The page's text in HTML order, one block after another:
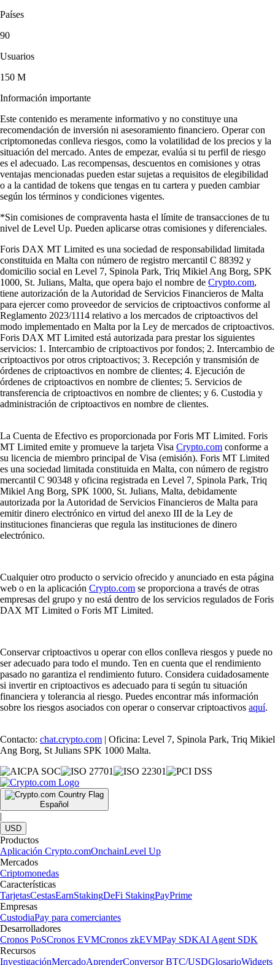
Países
90
Usuarios
150 M
Información importante
Este contenido es meramente informativo y no constituye una
recomendación de inversión ni asesoramiento financiero. Operar con
criptomonedas conlleva riesgos, como la volatilidad de los precios y la
situación del mercado. Antes de empezar, evalúa si tu perfil de riesgo
es el adecuado. Las recompensas, descuentos en comisiones y otras
ventajas mencionadas pueden estar sujetas a requisitos de elegibilidad
o a la cantidad de tokens que tengas en tu cartera y pueden cambiar
según los términos y condiciones vigentes.
*Sin comisiones de compraventa hasta el límite de transacciones de tu
nivel de Level Up. Pueden aplicarse otras comisiones y diferenciales.
Foris DAX MT Limited es una sociedad de responsabilidad limitada
constituida en Malta con número de registro mercantil C 88392 y
domicilio social en Level 7, Spinola Park, Triq Mikiel Ang Borg, SPK
1000, St. Julians, Malta, que opera bajo el nombre de Crypto.com,
tiene autorización de la Autoridad de Servicios Financieros de Malta
para ejercer como proveedor de servicios de criptoactivos conforme al
Reglamento 2023/1114 relativo a los mercados de criptoactivos del
modo implementado en Malta por la Ley de mercados de criptoactivos.
Foris DAX MT Limited está autorizada para prestar los siguientes
servicios: 1. Intercambio de criptoactivos por fondos; 2. Intercambio de
criptoactivos por otros criptoactivos; 3. Recepción y transmisión de
órdenes de criptoactivos en nombre de clientes; 4. Ejecución de
órdenes de criptoactivos en nombre de clientes; 5. Servicios de
transferencia de criptoactivos en nombre de clientes; y 6. Custodia y
administración de criptoactivos en nombre de clientes.
La Cuenta de Efectivo es proporcionada por Foris MT Limited. Foris
MT Limited emite y promueve la tarjeta Visa Crypto.com conforme a
su licencia de miembro principal de Visa (emisión). Foris MT Limited
es una sociedad limitada constituida en Malta, con número de registro
mercantil C 90348 y oficina registrada en Level 7, Spinola Park, Triq
Mikiel Ang Borg, SPK 1000, St. Julians, Malta, debidamente
autorizada por la Autoridad de Servicios Financieros de Malta para
emitir dinero electrónico en virtud del anexo III de la Ley de
instituciones financieras que regula las instituciones de dinero
electrónico.
Cualquier otro producto o servicio ofrecido y anunciado en esta página
web o en la aplicación Crypto.com se proporciona a través de otras
empresas del grupo y no está dentro de los servicios regulados de Foris
DAX MT Limited o Foris MT Limited.
Conservar criptoactivos u operar con ellos conlleva riesgos y puede no
ser adecuado para todo el mundo. Ten en cuenta que el rendimiento
pasado no garantiza el rendimiento futuro. Considera cuidadosamente
si invertir en criptoactivos es adecuado para ti según tu situación
financiera y tolerancia al riesgo. Puedes encontrar más información
sobre los riesgos asociados con operar o conservar criptoactivos aquí.
Contacto: chat.crypto.com | Oficina: Level 7, Spinola Park, Triq Mikiel
Ang Borg, St Julians SPK 1000 Malta.
Español
|
USD
Productos
Aplicación Crypto.comOnchainLevel Up
Mercados
Criptomonedas
Características
TarjetasCestasEarnStakingDeFi StakingPayPrime
Empresas
CustodiaPay para comerciantes
Desarrolladores
Cronos PoSCronos EVMCronos zkEVMPay SDKAI Agent SDK
Recursos
InvestigaciónMercadoAprenderConversor BTC/USDGlosarioWidgets